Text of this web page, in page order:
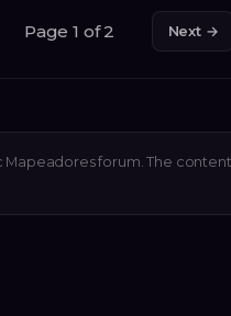
Page 1 of 2 Next →
Mapeadores forum. The